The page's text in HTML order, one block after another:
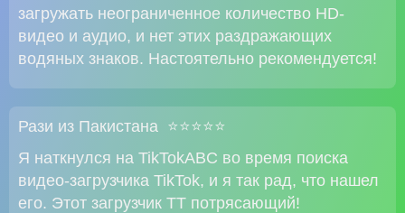
загружать неограниченное количество HD-
видео и аудио, и нет этих раздражающих
водяных знаков. Настоятельно рекомендуется!
Рази из Пакистана ⭐⭐⭐⭐⭐
Я наткнулся на TikTokABC во время поиска
видео-загрузчика TikTok, и я так рад, что нашел
его. Этот загрузчик TT потрясающий!